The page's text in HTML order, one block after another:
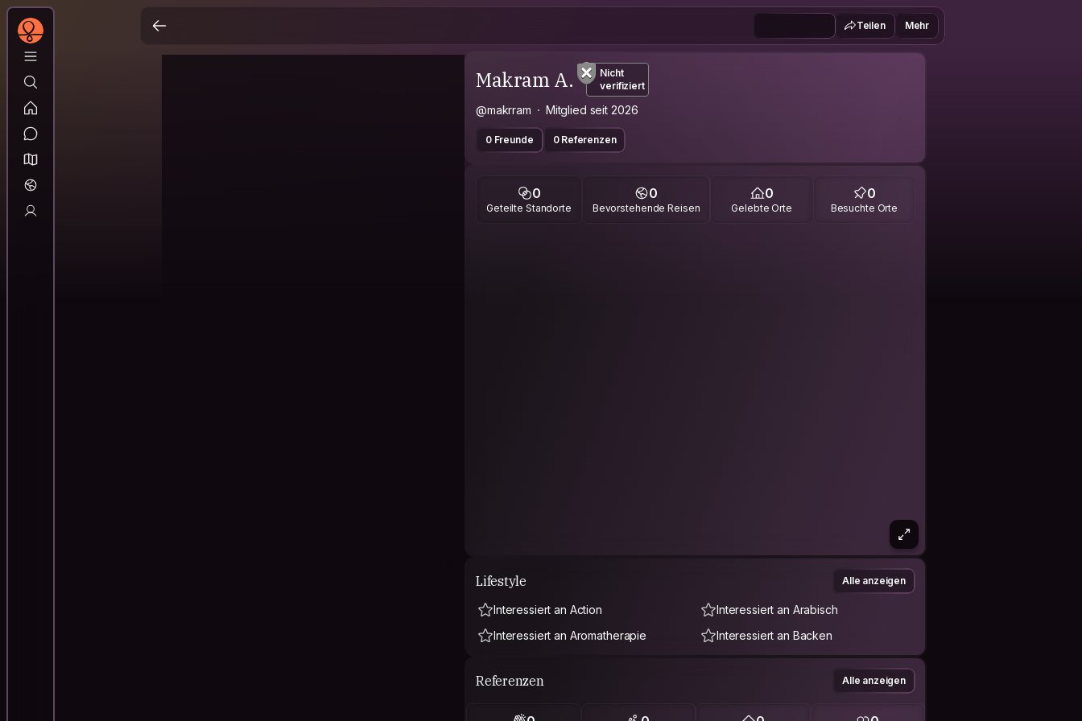
Teilen Mehr
Makram A.
Nicht
verifiziert
@makrram Mitglied seit 2026
0 Freunde 0 Referenzen
0
Geteilte Standorte
0
Bevorstehende Reisen
0
Gelebte Orte
0
Besuchte Orte
Lifestyle Alle anzeigen
Interessiert an Action
Interessiert an Arabisch
Interessiert an Aromatherapie
Interessiert an Backen
Referenzen Alle anzeigen